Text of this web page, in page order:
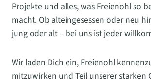
Projekte und alles, was Freienohl so
macht. Ob alteingesessen oder neu
jung oder alt – bei uns ist jeder
Wir laden Dich ein, Freienohl
mitzuwirken und Teil unserer starken